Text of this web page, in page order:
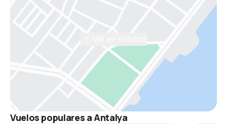
Vuelos populares a Antalya